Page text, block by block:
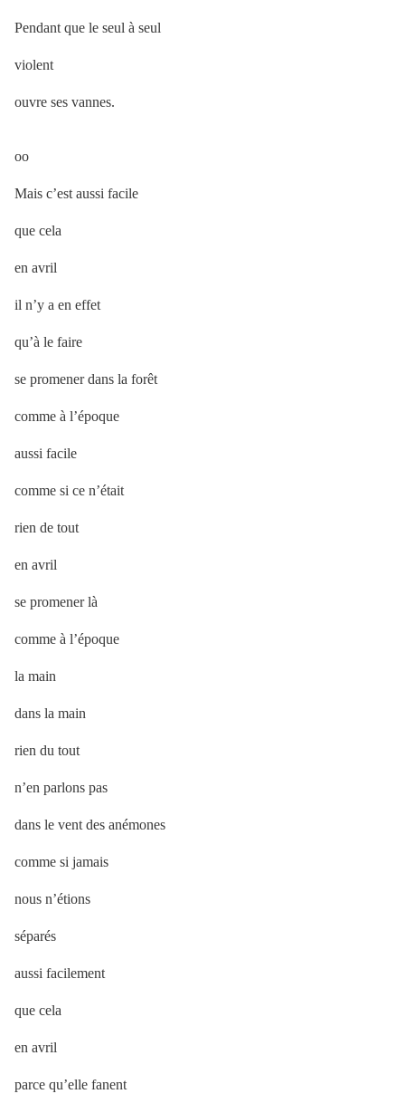
Pendant que le seul à seul
violent
ouvre ses vannes.
oo
Mais c’est aussi facile
que cela
en avril
il n’y a en effet
qu’à le faire
se promener dans la forêt
comme à l’époque
aussi facile
comme si ce n’était
rien de tout
en avril
se promener là
comme à l’époque
la main
dans la main
rien du tout
n’en parlons pas
dans le vent des anémones
comme si jamais
nous n’étions
séparés
aussi facilement
que cela
en avril
parce qu’elle fanent